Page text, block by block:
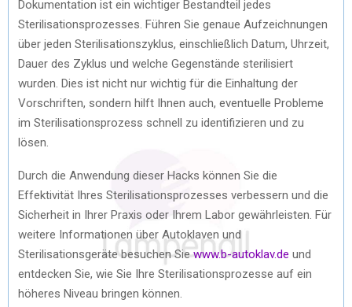
Dokumentation ist ein wichtiger Bestandteil jedes
Sterilisationsprozesses. Führen Sie genaue Aufzeichnungen
über jeden Sterilisationszyklus, einschließlich Datum, Uhrzeit,
Dauer des Zyklus und welche Gegenstände sterilisiert
wurden. Dies ist nicht nur wichtig für die Einhaltung der
Vorschriften, sondern hilft Ihnen auch, eventuelle Probleme
im Sterilisationsprozess schnell zu identifizieren und zu
lösen.
Durch die Anwendung dieser Hacks können Sie die
Effektivität Ihres Sterilisationsprozesses verbessern und die
Sicherheit in Ihrer Praxis oder Ihrem Labor gewährleisten. Für
weitere Informationen über Autoklaven und
Sterilisationsgeräte besuchen Siewww.b-autoklav.de und
entdecken Sie, wie Sie Ihre Sterilisationsprozesse auf ein
höheres Niveau bringen können.